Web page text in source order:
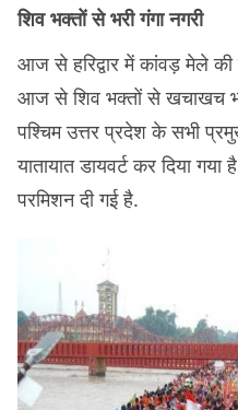
शिव भक्तों से भरी गंगा नगरी
आज से हरिद्वार में कांवड़ मेले
आज से शिव भक्तों से खचाखच
पश्चिम उत्तर प्रदेश के सभी
यातायात डायवर्ट कर दिया
परमिशन दी गई है.